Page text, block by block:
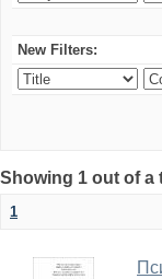
New Filters:
Showing 1 out of a
1